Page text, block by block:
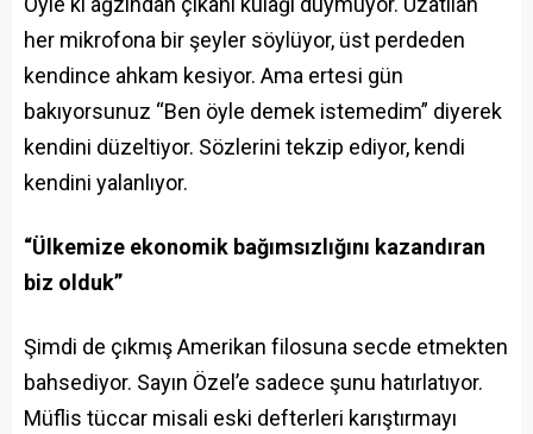
her mikrofona bir şeyler söylüyor, üst perdeden
kendince ahkam kesiyor. Ama ertesi gün
bakıyorsunuz “Ben öyle demek istemedim” diyerek
kendini düzeltiyor. Sözlerini tekzip ediyor, kendi
kendini yalanlıyor.
“Ülkemize ekonomik bağımsızlığını kazandıran
biz olduk”
Şimdi de çıkmış Amerikan filosuna secde etmekten
bahsediyor. Sayın Özel’e sadece şunu hatırlatıyor.
Müflis tüccar misali eski defterleri karıştırmayı